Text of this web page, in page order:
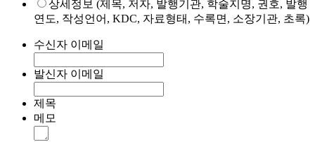
상세정보 (제목, 저자, 발행기관, 학술지명, 권호, 발행
연도, 작성언어, KDC, 자료형태, 수록면, 소장기관, 초록)
수신자 이메일
발신자 이메일
제목
메모